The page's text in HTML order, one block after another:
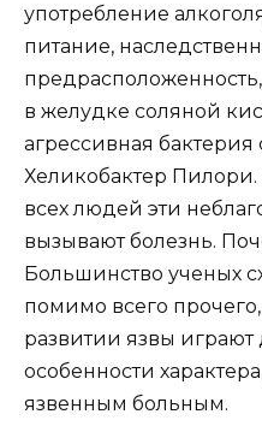
употребление
питание,
в желудке соляной
агрессивная
Хеликобактер
всех людей эти
вызывают болезнь.
Большинство ученых
помимо всего
развитии язвы играют
особенности
язвенным больным.